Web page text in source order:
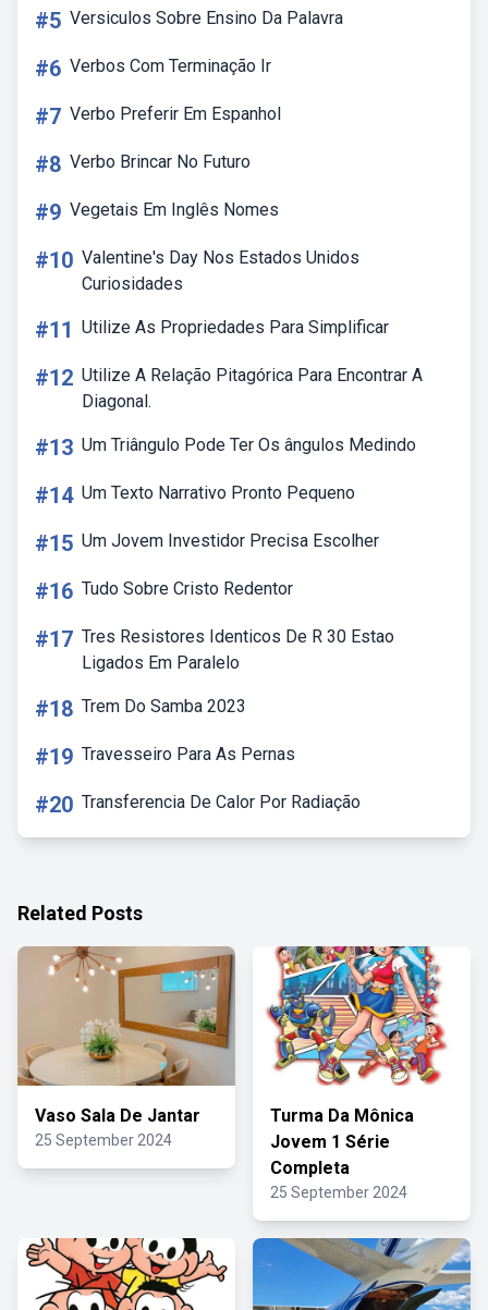
#5 Versiculos Sobre Ensino Da Palavra
#6 Verbos Com Terminação Ir
#7 Verbo Preferir Em Espanhol
#8 Verbo Brincar No Futuro
#9 Vegetais Em Inglês Nomes
#10 Valentine's Day Nos Estados Unidos
Curiosidades
#11 Utilize As Propriedades Para Simplificar
#12 Utilize A Relação Pitagórica Para Encontrar A
Diagonal.
#13 Um Triângulo Pode Ter Os ângulos Medindo
#14 Um Texto Narrativo Pronto Pequeno
#15 Um Jovem Investidor Precisa Escolher
#16 Tudo Sobre Cristo Redentor
#17 Tres Resistores Identicos De R 30 Estao
Ligados Em Paralelo
#18 Trem Do Samba 2023
#19 Travesseiro Para As Pernas
#20 Transferencia De Calor Por Radiação
Related Posts
Vaso Sala De Jantar
25 September 2024
Turma Da Mônica
Jovem 1 Série
Completa
25 September 2024